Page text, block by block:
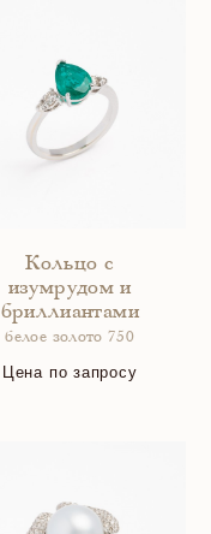
Кольцо с
изумрудом и
бриллиантами
белое золото 750
Цена по запросу